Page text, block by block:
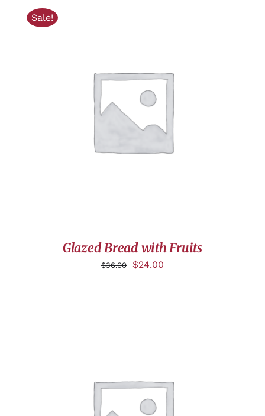
Sale!
AJOUTER AU PANIER
Glazed Bread with Fruits
$36.00 $24.00